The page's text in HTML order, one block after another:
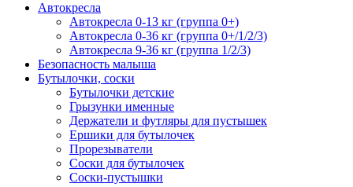
Автокресла
Автокресла 0-13 кг (группа 0+)
Автокресла 0-36 кг (группа 0+/1/2/3)
Автокресла 9-36 кг (группа 1/2/3)
Безопасность малыша
Бутылочки, соски
Бутылочки детские
Грызунки именные
Держатели и футляры для пустышек
Ершики для бутылочек
Прорезыватели
Соски для бутылочек
Соски-пустышки